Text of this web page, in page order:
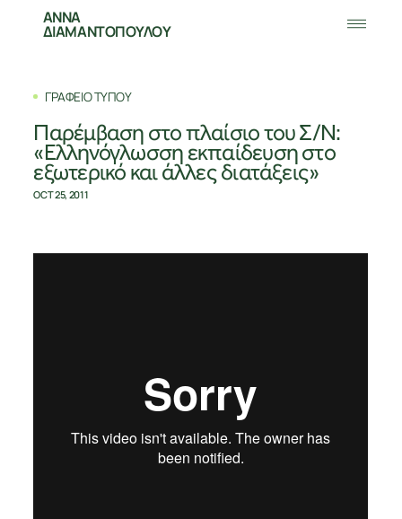
ΑΝΝΑ
ΔΙΑΜΑΝΤΟΠΟΥΛΟΥ
ΓΡΑΦΕΙΟ ΤΥΠΟΥ
Παρέμβαση στο πλαίσιο του Σ/Ν:
«Ελληνόγλωσση εκπαίδευση στο
εξωτερικό και άλλες διατάξεις»
OCT 25, 2011